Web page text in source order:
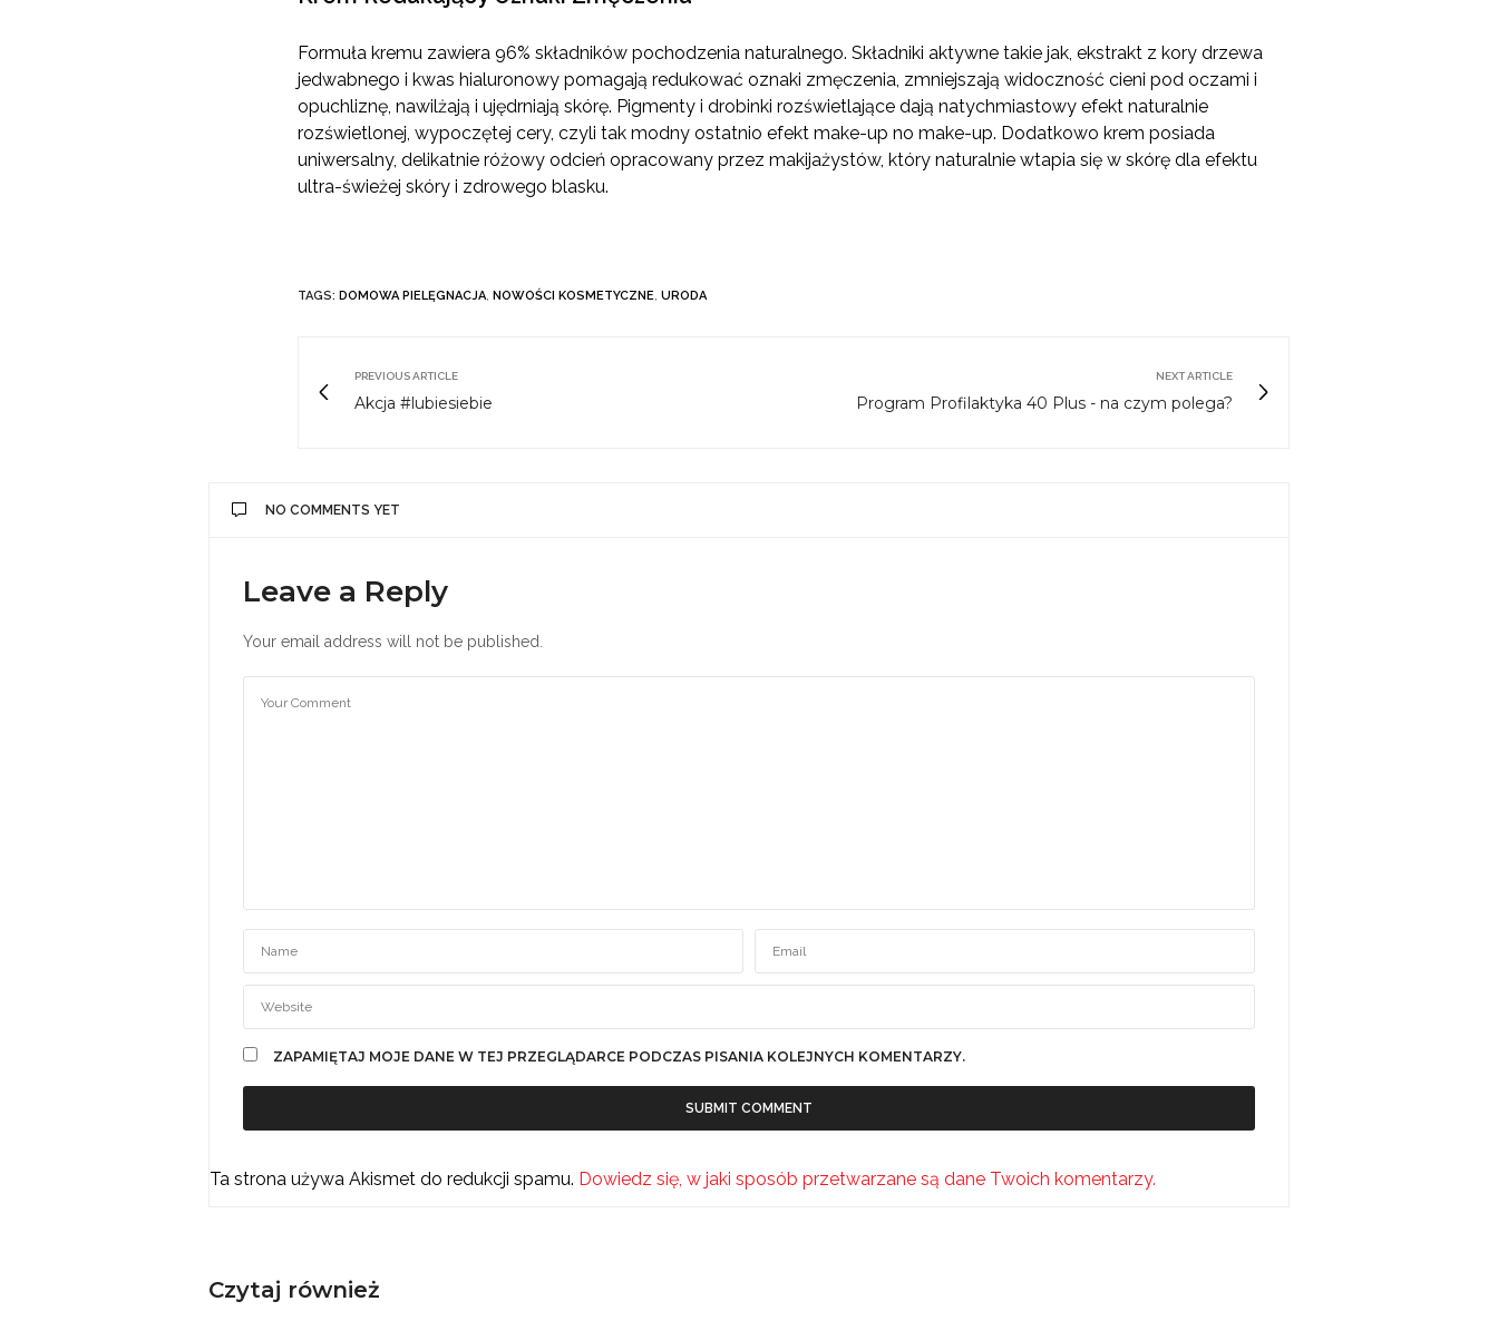
Formuła kremu zawiera 96% składników pochodzenia naturalnego. Składniki aktywne takie jak, ekstrakt z kory drzewa
jedwabnego i kwas hialuronowy pomagają redukować oznaki zmęczenia, zmniejszają widoczność cieni pod oczami i
opuchliznę, nawilżają i ujędrniają skórę. Pigmenty i drobinki rozświetlające dają natychmiastowy efekt naturalnie
rozświetlonej, wypoczętej cery, czyli tak modny ostatnio efekt make-up no make-up. Dodatkowo krem posiada
uniwersalny, delikatnie różowy odcień opracowany przez makijażystów, który naturalnie wtapia się w skórę dla efektu
ultra-świeżej skóry i zdrowego blasku.
TAGS: DOMOWA PIELĘGNACJA, NOWOŚCI KOSMETYCZNE, URODA
PREVIOUS ARTICLE
Akcja #lubiesiebie
NEXT ARTICLE
Program Profilaktyka 40 Plus - na czym polega?
NO COMMENTS YET
Leave a Reply
Your email address will not be published.
ZAPAMIĘTAJ MOJE DANE W TEJ PRZEGLĄDARCE PODCZAS PISANIA KOLEJNYCH KOMENTARZY.
Ta strona używa Akismet do redukcji spamu. Dowiedz się, w jaki sposób przetwarzane są dane Twoich komentarzy.
Czytaj również